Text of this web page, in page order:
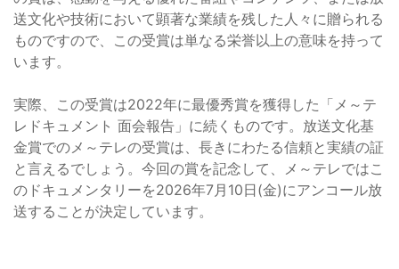
送文化や技術において顕著な業績を残した人々に贈られる
ものですので、この受賞は単なる栄誉以上の意味を持って
います。
実際、この受賞は2022年に最優秀賞を獲得した「メ～テ
レドキュメント 面会報告」に続くものです。放送文化基
金賞でのメ～テレの受賞は、長きにわたる信頼と実績の証
と言えるでしょう。今回の賞を記念して、メ～テレではこ
のドキュメンタリーを2026年7月10日(金)にアンコール放
送することが決定しています。